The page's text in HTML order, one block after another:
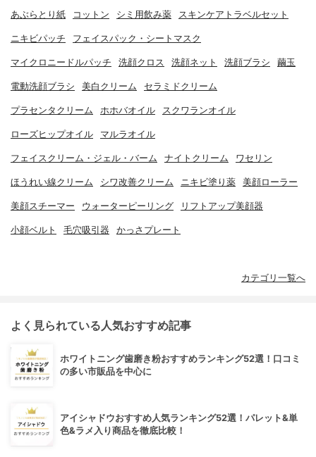
あぶらとり紙 コットン シミ用飲み薬 スキンケアトラベルセット
ニキビパッチ フェイスパック・シートマスク
マイクロニードルパッチ 洗顔クロス 洗顔ネット 洗顔ブラシ 繭玉
電動洗顔ブラシ 美白クリーム セラミドクリーム
プラセンタクリーム ホホバオイル スクワランオイル
ローズヒップオイル マルラオイル
フェイスクリーム・ジェル・バーム ナイトクリーム ワセリン
ほうれい線クリーム シワ改善クリーム ニキビ塗り薬 美顔ローラー
美顔スチーマー ウォーターピーリング リフトアップ美顔器
小顔ベルト 毛穴吸引器 かっさプレート
カテゴリ一覧へ
よく見られている人気おすすめ記事
ホワイトニング歯磨き粉おすすめランキング52選！口コミ
の多い市販品を中心に
アイシャドウおすすめ人気ランキング52選！パレット&単
色&ラメ入り商品を徹底比較！